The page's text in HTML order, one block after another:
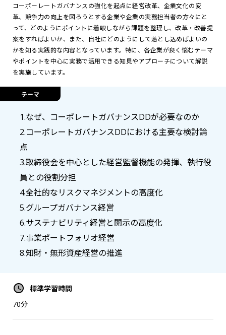
コーポーレートガバナンスの強化を起点に経営改革、企業文化の変
革、競争力の向上を図ろうとする企業や企業の実務担当者の方々にと
って、どのようにポイントに着眼しながら課題を整理し、改革・改善提
案をすればよいか、また、自社にどのようにして落とし込めばよいの
かを知る実践的な内容となっています。特に、各企業が良く悩むテーマ
やポイントを中心に実務で活用できる知見やアプローチについて解説
を実施しています。
テーマ
1.なぜ、コーポレートガバナンスDDが必要なのか
2.コーポレートガバナンスDDにおける主要な検討論
点
3.取締役会を中心とした経営監督機能の発揮、執行役
員との役割分担
4.全社的なリスクマネジメントの高度化
5.グループガバナンス経営
6.サステナビリティ経営と開示の高度化
7.事業ポートフォリオ経営
8.知財・無形資産経営の推進
標準学習時間
70分